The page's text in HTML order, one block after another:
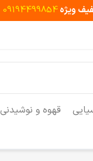
ویژه09194499854
قهوه و نوشیدنی